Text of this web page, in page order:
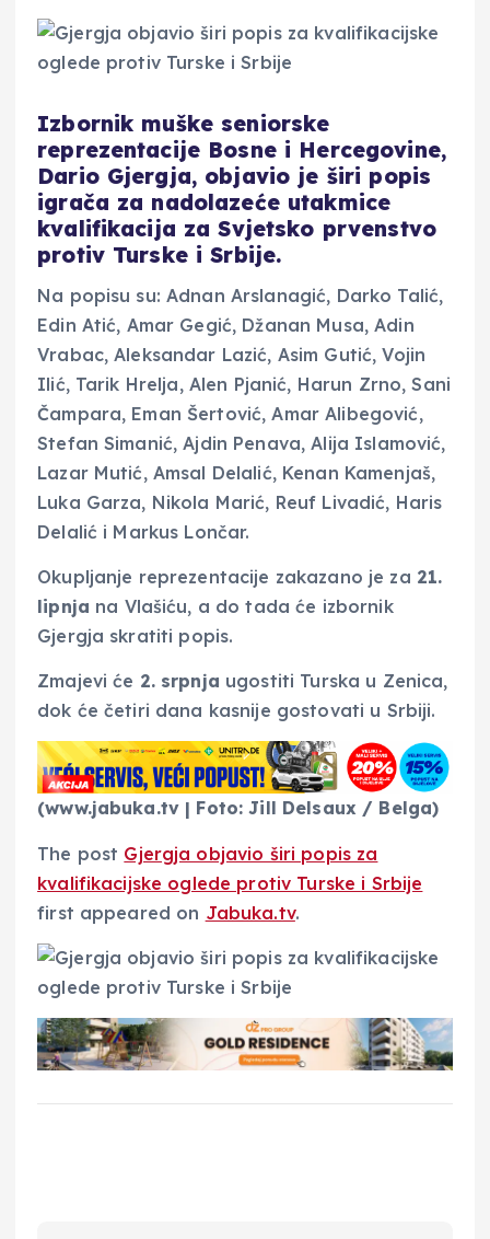
Izbornik muške seniorske
reprezentacije Bosne i Hercegovine,
Dario Gjergja, objavio je širi popis
igrača za nadolazeće utakmice
kvalifikacija za Svjetsko prvenstvo
protiv Turske i Srbije.
Na popisu su: Adnan Arslanagić, Darko Talić,
Edin Atić, Amar Gegić, Džanan Musa, Adin
Vrabac, Aleksandar Lazić, Asim Gutić, Vojin
Ilić, Tarik Hrelja, Alen Pjanić, Harun Zrno, Sani
Čampara, Eman Šertović, Amar Alibegović,
Stefan Simanić, Ajdin Penava, Alija Islamović,
Lazar Mutić, Amsal Delalić, Kenan Kamenjaš,
Luka Garza, Nikola Marić, Reuf Livadić, Haris
Delalić i Markus Lončar.
Okupljanje reprezentacije zakazano je za 21.
lipnja na Vlašiću, a do tada će izbornik
Gjergja skratiti popis.
Zmajevi će 2. srpnja ugostiti Turska u Zenica,
dok će četiri dana kasnije gostovati u Srbiji.
(www.jabuka.tv | Foto: Jill Delsaux / Belga)
The post Gjergja objavio širi popis za
kvalifikacijske oglede protiv Turske i Srbije
first appeared on Jabuka.tv.